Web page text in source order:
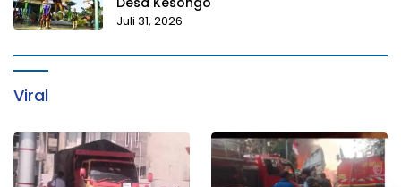
Juli 31, 2026
Viral